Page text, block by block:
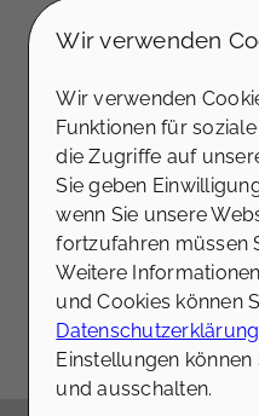
uns umgehend, um ein
Kennenlerngespräch zu
Angaben zu Ihrer
Art der Immobilie
Baujahr
renovierungsbedürftig
Media-
von externen
werden,
diese Inhalte
Ich
Wir verwenden
Wir verwenden
Funktionen für
die Zugriffe auf
Sie geben
wenn Sie unsere
fortzufahren müssen
Weitere
und Cookies können
Datenschutzerklärung
Einstellungen können
und ausschalten.